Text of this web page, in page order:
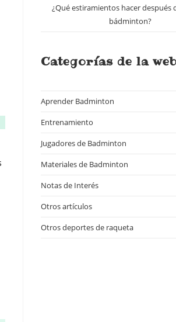
¿Qué estiramientos hacer después
bádminton?
Categorías de la web
Aprender Badminton
Entrenamiento
Jugadores de Badminton
Materiales de Badminton
Notas de Interés
Otros artículos
Otros deportes de raqueta